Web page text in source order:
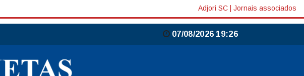
Adjori SC Jornais associados
07/08/2026 19:26